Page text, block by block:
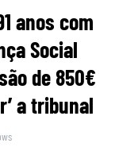
anos com
Social
de 850€
a tribunal